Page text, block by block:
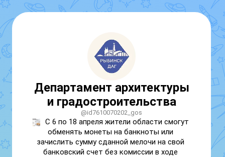
Департамент архитектуры
и градостроительства
@id7610070202_gos
С 6 по 18 апреля жители области смогут
обменять монеты на банкноты или
зачислить сумму сданной мелочи на свой
банковский счет без комиссии в ходе